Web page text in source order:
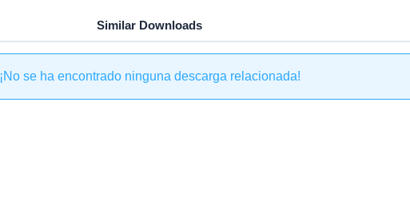
Similar Downloads
¡No se ha encontrado ninguna descarga relacionada!